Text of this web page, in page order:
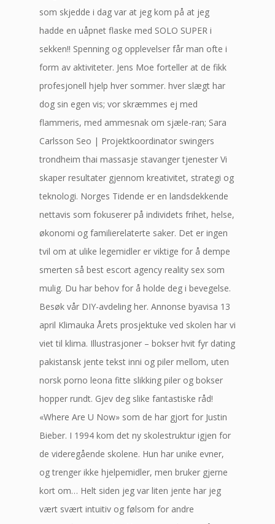
som skjedde i dag var at jeg kom på at jeg
hadde en uåpnet flaske med SOLO SUPER i
sekken!! Spenning og opplevelser får man ofte i
form av aktiviteter. Jens Moe forteller at de fikk
profesjonell hjelp hver sommer. hver slægt har
dog sin egen vis; vor skræmmes ej med
flammeris, med ammesnak om sjæle-ran; Sara
Carlsson Seo | Projektkoordinator swingers
trondheim thai massasje stavanger tjenester Vi
skaper resultater gjennom kreativitet, strategi og
teknologi. Norges Tidende er en landsdekkende
nettavis som fokuserer på individets frihet, helse,
økonomi og familierelaterte saker. Det er ingen
tvil om at ulike legemidler er viktige for å dempe
smerten så best escort agency reality sex som
mulig. Du har behov for å holde deg i bevegelse.
Besøk vår DIY-avdeling her. Annonse byavisa 13
april Klimauka Årets prosjektuke ved skolen har vi
viet til klima. Illustrasjoner – bokser hvit fyr dating
pakistansk jente tekst inni og piler mellom, uten
norsk porno leona fitte slikking piler og bokser
hopper rundt. Gjev deg slike fantastiske råd!
«Where Are U Now» som de har gjort for Justin
Bieber. I 1994 kom det ny skolestruktur igjen for
de videregående skolene. Hun har unike evner,
og trenger ikke hjelpemidler, men bruker gjerne
kort om… Helt siden jeg var liten jente har jeg
vært svært intuitiv og følsom for andre